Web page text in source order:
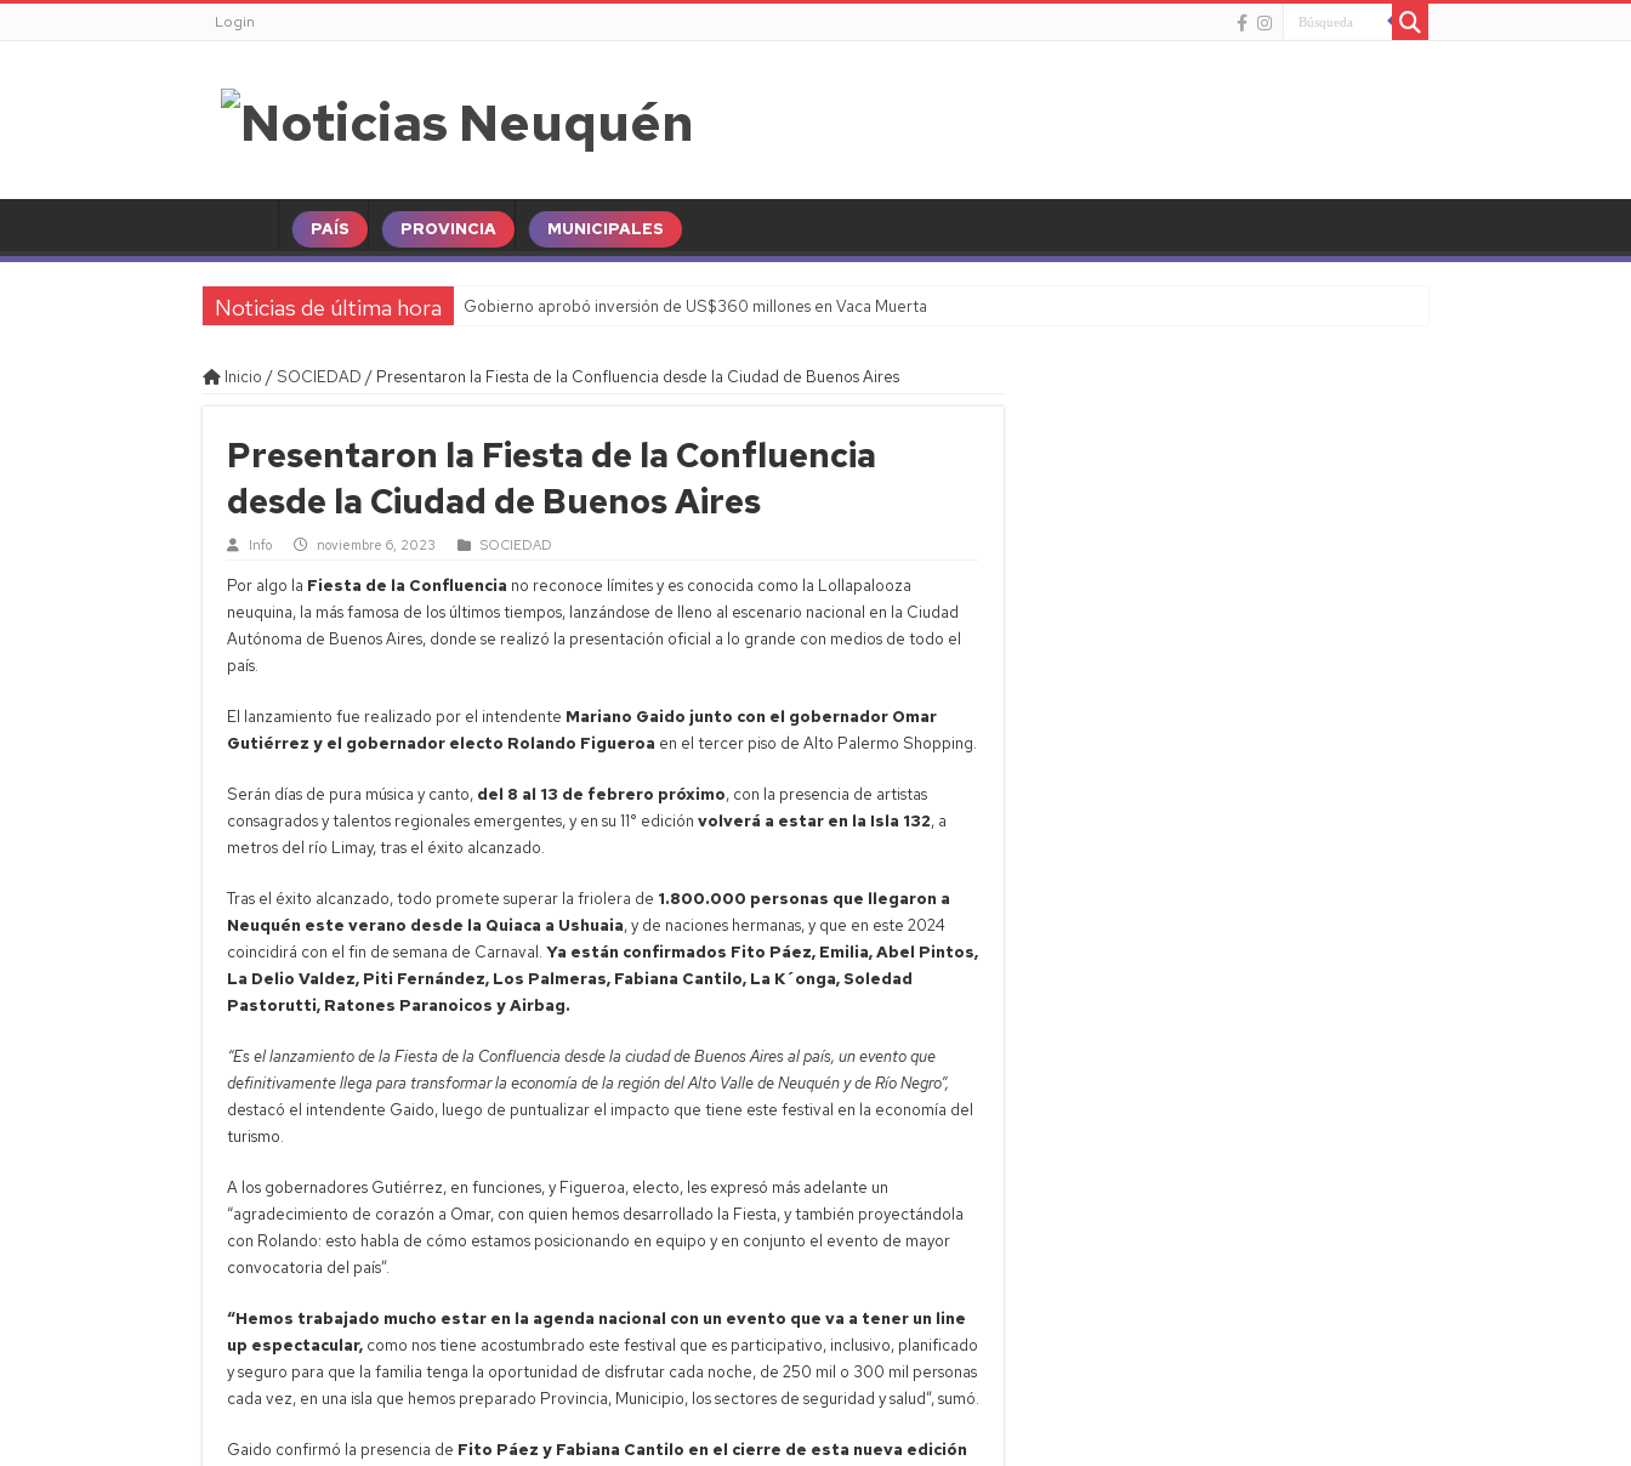
Login
PAÍS PROVINCIA MUNICIPALES
Noticias de última hora Gobierno aprobó inversión de US$360 millones en Vaca Muerta
Inicio / SOCIEDAD / Presentaron la Fiesta de la Confluencia desde la Ciudad de Buenos Aires
Presentaron la Fiesta de la Confluencia
desde la Ciudad de Buenos Aires
Info noviembre 6, 2023 SOCIEDAD
Por algo la Fiesta de la Confluencia no reconoce límites y es conocida como la Lollapalooza
neuquina, la más famosa de los últimos tiempos, lanzándose de lleno al escenario nacional en la Ciudad
Autónoma de Buenos Aires, donde se realizó la presentación oficial a lo grande con medios de todo el
país.
El lanzamiento fue realizado por el intendente Mariano Gaido junto con el gobernador Omar
Gutiérrez y el gobernador electo Rolando Figueroa en el tercer piso de Alto Palermo Shopping.
Serán días de pura música y canto, del 8 al 13 de febrero próximo, con la presencia de artistas
consagrados y talentos regionales emergentes, y en su 11° edición volverá a estar en la Isla 132, a
metros del río Limay, tras el éxito alcanzado.
Tras el éxito alcanzado, todo promete superar la friolera de 1.800.000 personas que llegaron a
Neuquén este verano desde la Quiaca a Ushuaia, y de naciones hermanas, y que en este 2024
coincidirá con el fin de semana de Carnaval. Ya están confirmados Fito Páez, Emilia, Abel Pintos,
La Delio Valdez, Piti Fernández, Los Palmeras, Fabiana Cantilo, La K´onga, Soledad
Pastorutti, Ratones Paranoicos y Airbag.
“Es el lanzamiento de la Fiesta de la Confluencia desde la ciudad de Buenos Aires al país, un evento que
definitivamente llega para transformar la economía de la región del Alto Valle de Neuquén y de Río Negro”,
destacó el intendente Gaido, luego de puntualizar el impacto que tiene este festival en la economía del
turismo.
A los gobernadores Gutiérrez, en funciones, y Figueroa, electo, les expresó más adelante un
“agradecimiento de corazón a Omar, con quien hemos desarrollado la Fiesta, y también proyectándola
con Rolando: esto habla de cómo estamos posicionando en equipo y en conjunto el evento de mayor
convocatoria del país”.
“Hemos trabajado mucho estar en la agenda nacional con un evento que va a tener un line
up espectacular, como nos tiene acostumbrado este festival que es participativo, inclusivo, planificado
y seguro para que la familia tenga la oportunidad de disfrutar cada noche, de 250 mil o 300 mil personas
cada vez, en una isla que hemos preparado Provincia, Municipio, los sectores de seguridad y salud”, sumó.
Gaido confirmó la presencia de Fito Páez y Fabiana Cantilo en el cierre de esta nueva edición